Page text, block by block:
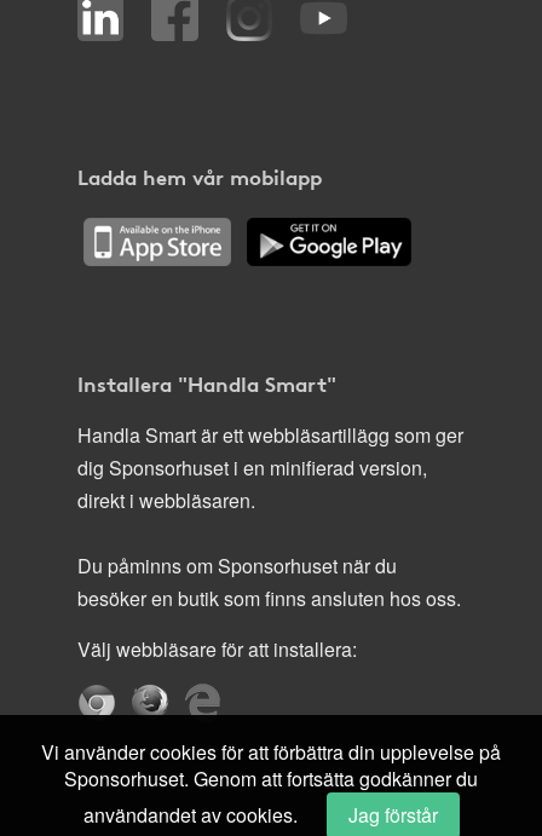
Ladda hem vår mobilapp
Installera "Handla Smart"
Handla Smart är ett webbläsartillägg som ger
dig Sponsorhuset i en minifierad version,
direkt i webbläsaren.
Du påminns om Sponsorhuset när du
besöker en butik som finns ansluten hos oss.
Välj webbläsare för att installera:
Vi använder cookies för att förbättra din upplevelse på
Sponsorhuset. Genom att fortsätta godkänner du
användandet av cookies.
Jag förstår